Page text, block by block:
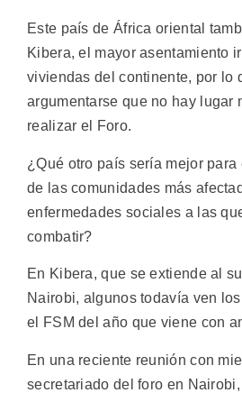
Este país de África oriental
Kibera, el mayor asentamiento
viviendas del continente, por lo
argumentarse que no hay lugar
realizar el Foro.
¿Qué otro país sería mejor para
de las comunidades más
enfermedades sociales a las
combatir?
En Kibera, que se extiende al
Nairobi, algunos todavía ven
el FSM del año que viene con
En una reciente reunión con
secretariado del foro en